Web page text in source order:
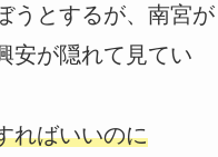
うとするが、南宮が
安が隠れて見てい
ればいいのに